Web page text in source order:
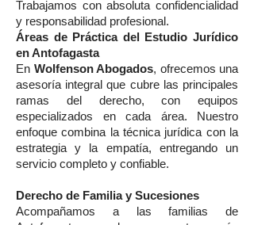
Trabajamos con absoluta confidencialidad
y responsabilidad profesional.
Áreas de Práctica del Estudio Jurídico
en Antofagasta
En Wolfenson Abogados, ofrecemos una
asesoría integral que cubre las principales
ramas del derecho, con equipos
especializados en cada área. Nuestro
enfoque combina la técnica jurídica con la
estrategia y la empatía, entregando un
servicio completo y confiable.
Derecho de Familia y Sucesiones
Acompañamos a las familias de